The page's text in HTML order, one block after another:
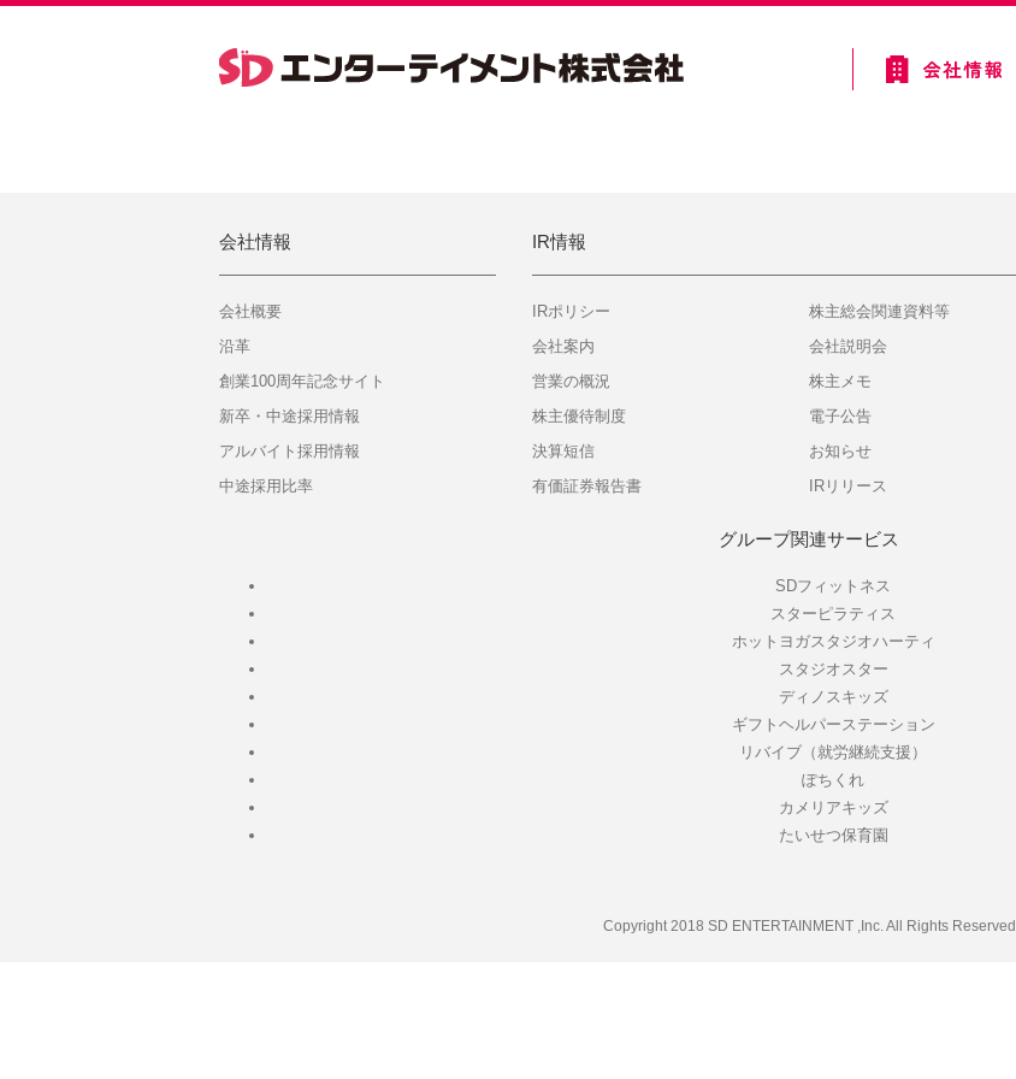
会社情報
会社概要
沿革
創業100周年記念サイト
新卒・中途採用情報
アルバイト採用情報
中途採用比率
IR情報
IRポリシー
会社案内
営業の概況
株主優待制度
決算短信
有価証券報告書
株主総会関連資料等
会社説明会
株主メモ
電子公告
お知らせ
IRリリース
グループ関連サービス
SDフィットネス
スターピラティス
ホットヨガスタジオハーティ
スタジオスター
ディノスキッズ
ギフトヘルパーステーション
リバイブ（就労継続支援）
ぽちくれ
カメリアキッズ
たいせつ保育園
Copyright 2018 SD ENTERTAINMENT ,Inc. All Rights Reserved